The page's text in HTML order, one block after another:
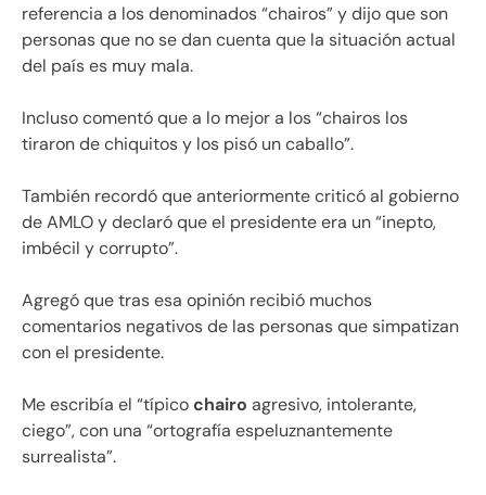
referencia a los denominados “chairos” y dijo que son
personas que no se dan cuenta que la situación actual
del país es muy mala.
Incluso comentó que a lo mejor a los “chairos los
tiraron de chiquitos y los pisó un caballo”.
También recordó que anteriormente criticó al gobierno
de AMLO y declaró que el presidente era un “inepto,
imbécil y corrupto”.
Agregó que tras esa opinión recibió muchos
comentarios negativos de las personas que simpatizan
con el presidente.
Me escribía el “típicochairo agresivo, intolerante,
ciego”, con una “ortografía espeluznantemente
surrealista”.